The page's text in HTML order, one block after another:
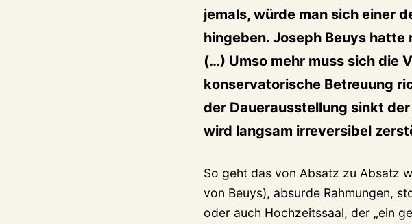
jemals, würde man sich einer
hingeben. Joseph Beuys
(…) Umso mehr muss sich die
konservatorische Betreuung
der Dauerausstellung sinkt
wird langsam irreversibel
So geht das von Absatz zu Absatz
von Beuys), absurde Rahmungen,
oder auch Hochzeitssaal, der „ein